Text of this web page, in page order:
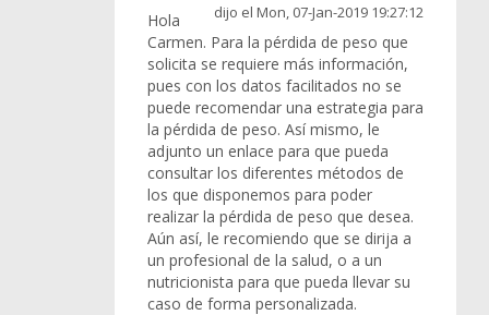
dijo el Mon, 07-Jan-2019 19:27:12
Hola
Carmen. Para la pérdida de peso que
solicita se requiere más información,
pues con los datos facilitados no se
puede recomendar una estrategia para
la pérdida de peso. Así mismo, le
adjunto un enlace para que pueda
consultar los diferentes métodos de
los que disponemos para poder
realizar la pérdida de peso que desea.
Aún así, le recomiendo que se dirija a
un profesional de la salud, o a un
nutricionista para que pueda llevar su
caso de forma personalizada.